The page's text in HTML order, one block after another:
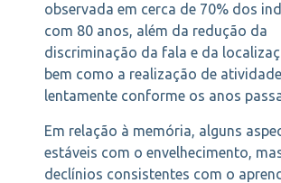
observada em cerca de 70% dos
com 80 anos, além da redução da
discriminação da fala e da
bem como a realização de
lentamente conforme os anos
Em relação à memória, alguns
estáveis com o envelhecimento,
declínios consistentes com o